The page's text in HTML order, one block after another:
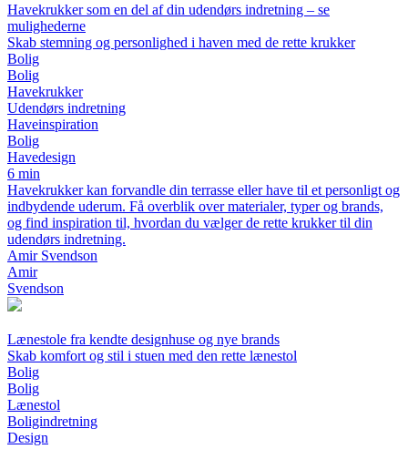
Havekrukker som en del af din udendørs indretning – se
mulighederne
Skab stemning og personlighed i haven med de rette krukker
Bolig
Bolig
Havekrukker
Udendørs indretning
Haveinspiration
Bolig
Havedesign
6 min
Havekrukker kan forvandle din terrasse eller have til et personligt og
indbydende uderum. Få overblik over materialer, typer og brands,
og find inspiration til, hvordan du vælger de rette krukker til din
udendørs indretning.
Amir Svendson
Amir
Svendson
Lænestole fra kendte designhuse og nye brands
Skab komfort og stil i stuen med den rette lænestol
Bolig
Bolig
Lænestol
Boligindretning
Design